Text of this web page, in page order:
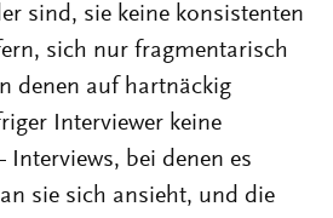
sind, sie keine konsistenten
sich nur fragmentarisch
denen auf hartnäckig
Interviewer keine
bei denen es
sie sich ansieht, und die